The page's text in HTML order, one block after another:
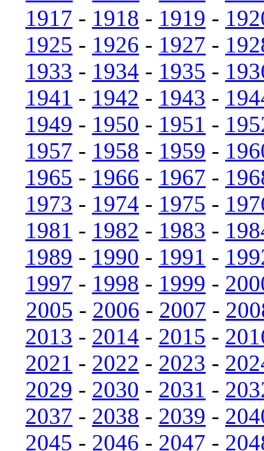
1917 - 1918 - 1919 -
1925 - 1926 - 1927 -
1933 - 1934 - 1935 -
1941 - 1942 - 1943 -
1949 - 1950 - 1951 -
1957 - 1958 - 1959 -
1965 - 1966 - 1967 -
1973 - 1974 - 1975 -
1981 - 1982 - 1983 -
1989 - 1990 - 1991 -
1997 - 1998 - 1999 -
2005 - 2006 - 2007 -
2013 - 2014 - 2015 -
2021 - 2022 - 2023 -
2029 - 2030 - 2031 -
2037 - 2038 - 2039 -
2045 - 2046 - 2047 -